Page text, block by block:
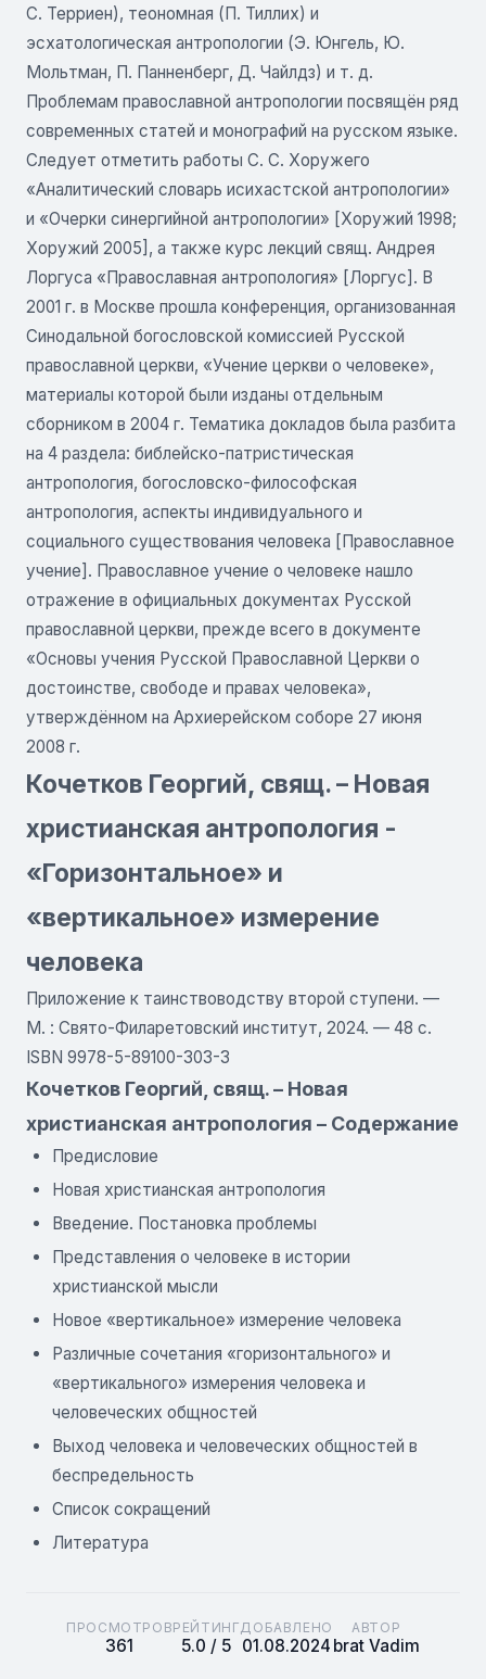
С. Терриен), теономная (П. Тиллих) и
эсхатологическая антропологии (Э. Юнгель, Ю.
Мольтман, П. Панненберг, Д. Чайлдз) и т. д.
Проблемам православной антропологии посвящён ряд
современных статей и монографий на русском языке.
Следует отметить работы С. С. Хоружего
«Аналитический словарь исихастской антропологии»
и «Очерки синергийной антропологии» [Хоружий 1998;
Хоружий 2005], а также курс лекций свящ. Андрея
Лоргуса «Православная антропология» [Лоргус]. В
2001 г. в Москве прошла конференция, организованная
Синодальной богословской комиссией Русской
православной церкви, «Учение церкви о человеке»,
материалы которой были изданы отдельным
сборником в 2004 г. Тематика докладов была разбита
на 4 раздела: библейско-патристическая
антропология, богословско-философская
антропология, аспекты индивидуального и
социального существования человека [Православное
учение]. Православное учение о человеке нашло
отражение в официальных документах Русской
православной церкви, прежде всего в документе
«Основы учения Русской Православной Церкви о
достоинстве, свободе и правах человека»,
утверждённом на Архиерейском соборе 27 июня
2008 г.
Кочетков Георгий, свящ. – Новая
христианская антропология -
«Горизонтальное» и
«вертикальное» измерение
человека
Приложение к таинствоводству второй ступени. —
М. : Свято-Филаретовский институт, 2024. — 48 с.
ISBN 9978-5-89100-303-3
Кочетков Георгий, свящ. – Новая
христианская антропология – Содержание
Предисловие
Новая христианская антропология
Введение. Постановка проблемы
Представления о человеке в истории
христианской мысли
Новое «вертикальное» измерение человека
Различные сочетания «горизонтального» и
«вертикального» измерения человека и
человеческих общностей
Выход человека и человеческих общностей в
беспредельность
Список сокращений
Литература
ПРОСМОТРОВ
361
РЕЙТИНГ
5.0 / 5
ДОБАВЛЕНО
01.08.2024
АВТОР
brat Vadim